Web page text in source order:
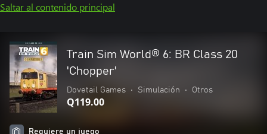
Saltar al contenido principal
Train Sim World® 6: BR Class 20
'Chopper'
Dovetail Games • Simulación • Otros
Q119.00
Requiere un juego